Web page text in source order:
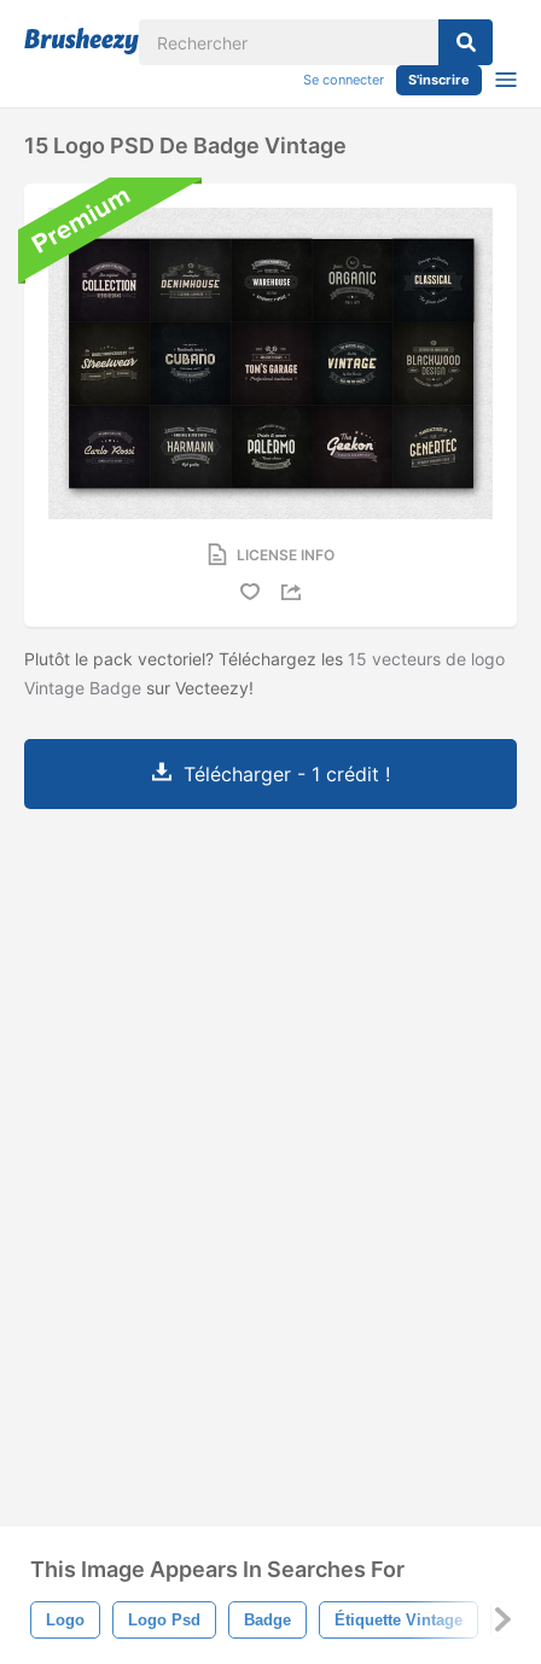
Se connecter S'inscrire
15 Logo PSD De Badge Vintage
LICENSE INFO
Plutôt le pack vectoriel? Téléchargez les 15 vecteurs de logo
Vintage Badge sur Vecteezy!
Télécharger - 1 crédit !
This Image Appears In Searches For
Logo Logo Psd Badge Étiquette Vintage